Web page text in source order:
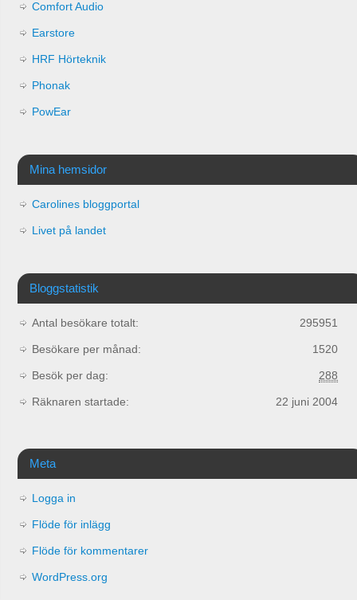
Comfort Audio
Earstore
HRF Hörteknik
Phonak
PowEar
Mina hemsidor
Carolines bloggportal
Livet på landet
Bloggstatistik
295951
Antal besökare totalt:
1520
Besökare per månad:
288
Besök per dag:
22 juni 2004
Räknaren startade:
Meta
Logga in
Flöde för inlägg
Flöde för kommentarer
WordPress.org